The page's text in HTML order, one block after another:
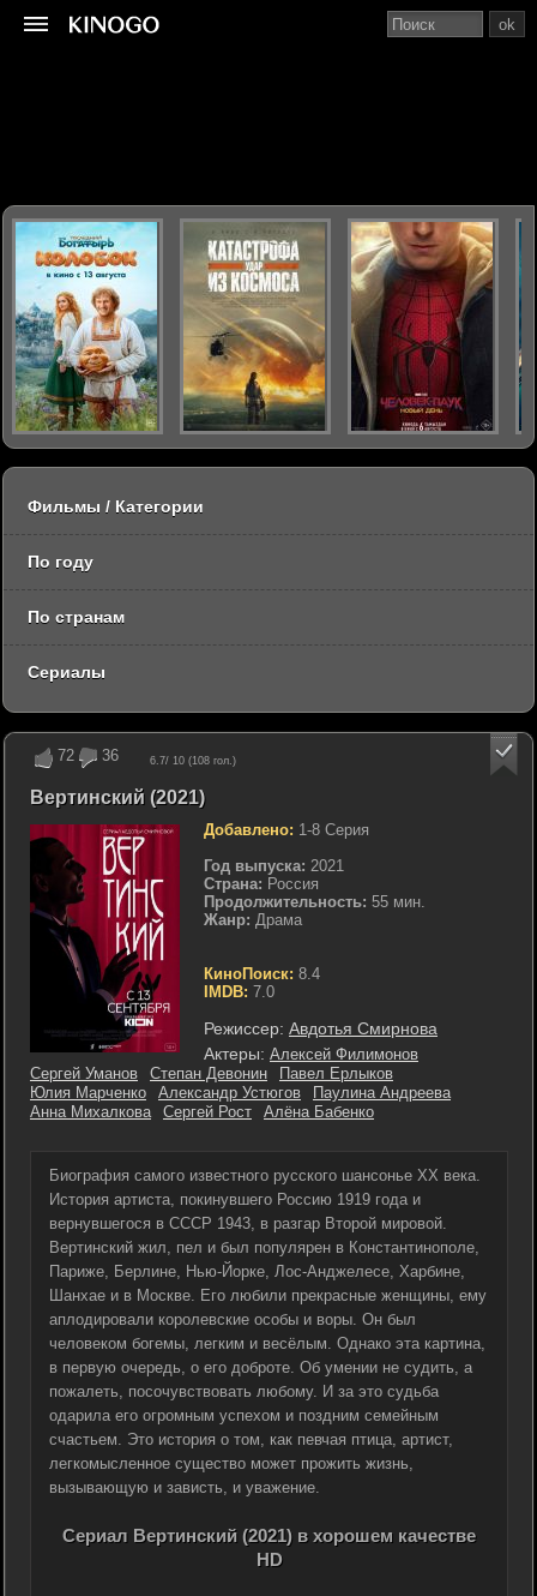
72 36 6.7/ 10 (108 гол.)
Вертинский (2021)
Добавлено: 1-8 Серия
Год выпуска: 2021
Страна: Россия
Продолжительность: 55 мин.
Жанр: Драма
КиноПоиск: 8.4
IMDB: 7.0
Режиссер: Авдотья Смирнова
Актеры: Алексей Филимонов
Сергей Уманов
Степан Девонин
Павел Ерлыков
Юлия Марченко
Александр Устюгов
Паулина Андреева
Анна Михалкова
Сергей Рост Алёна Бабенко
Биография самого известного русского шансонье ХХ века.
История артиста, покинувшего Россию 1919 года и
вернувшегося в СССР 1943, в разгар Второй мировой.
Вертинский жил, пел и был популярен в Константинополе,
Париже, Берлине, Нью-Йорке, Лос-Анджелесе, Харбине,
Шанхае и в Москве. Его любили прекрасные женщины, ему
аплодировали королевские особы и воры. Он был
человеком богемы, легким и весёлым. Однако эта картина,
в первую очередь, о его доброте. Об умении не судить, а
пожалеть, посочувствовать любому. И за это судьба
одарила его огромным успехом и поздним семейным
счастьем. Это история о том, как певчая птица, артист,
легкомысленное существо может прожить жизнь,
вызывающую и зависть, и уважение.
Сериал Вертинский (2021) в хорошем качестве
HD
ok
Фильмы / Категории
По году
По странам
Сериалы